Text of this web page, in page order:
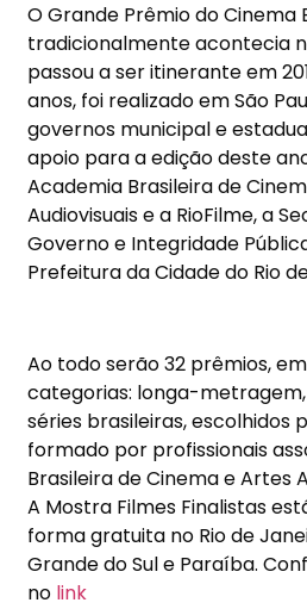
O Grande Prêmio do Cinema
tradicionalmente acontecia
passou a ser itinerante em
anos, foi realizado em São
governos municipal e
apoio para a edição deste
Academia Brasileira de
Audiovisuais e a RioFilme, a
Governo e Integridade
Prefeitura da Cidade do Rio
Ao todo serão 32 prêmios,
categorias: longa-
séries brasileiras, escolhidos
formado por profissionais
Brasileira de Cinema e Artes
A Mostra Filmes Finalistas
forma gratuita no Rio de
Grande do Sul e Paraíba.
no link